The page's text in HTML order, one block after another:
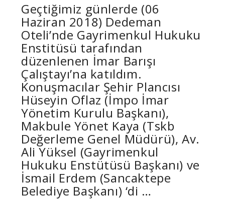
Geçtiğimiz günlerde (06
Haziran 2018) Dedeman
Oteli’nde Gayrimenkul Hukuku
Enstitüsü tarafından
düzenlenen İmar Barışı
Çalıştayı’na katıldım.
Konuşmacılar Şehir Plancısı
Hüseyin Oflaz (İmpo İmar
Yönetim Kurulu Başkanı),
Makbule Yönet Kaya (Tskb
Değerleme Genel Müdürü), Av.
Ali Yüksel (Gayrimenkul
Hukuku Enstütüsü Başkanı) ve
İsmail Erdem (Sancaktepe
Belediye Başkanı) ‘di …